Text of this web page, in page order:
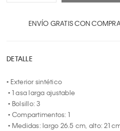
5
7
8
9
10
ENVÍO GRATIS CON
DETALLE
• Exterior sintético
• 1 asa larga ajustable
• Bolsillo: 3
• Compartimentos: 1
• Medidas: largo 26.5 cm, alto: 21 cm, profundidad: 11 cm